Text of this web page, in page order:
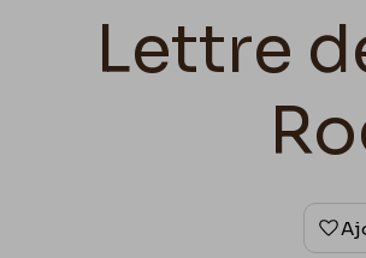
Lettre